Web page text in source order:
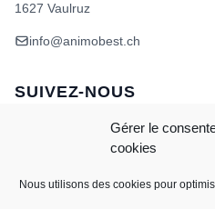
Gérer le
cookies
Nous utilisons des cookies pour
1627 Vaulruz
info@animobest.ch
SUIVEZ-NOUS